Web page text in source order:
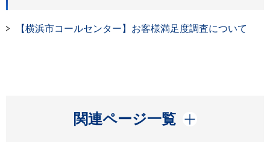
【横浜市コールセンター】お客様満⾜度調査について
関連ページ一覧
開く